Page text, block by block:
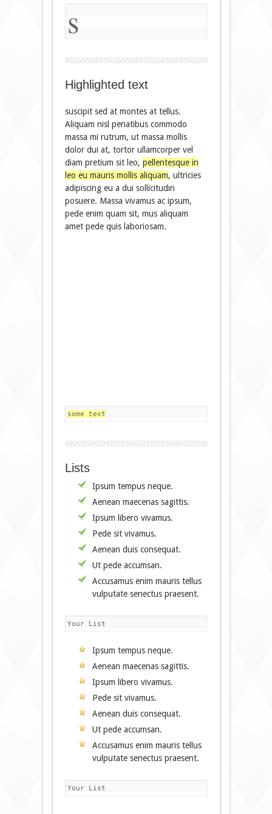
s
Highlighted text
suscipit sed at montes at tellus.
Aliquam nisl penatibus commodo
massa mi rutrum, ut massa mollis
dolor dui at, tortor ullamcorper vel
diam pretium sit leo, pellentesque in
leo eu mauris mollis aliquam, ultricies
adipiscing eu a dui sollicitudin
posuere. Massa vivamus ac ipsum,
pede enim quam sit, mus aliquam
amet pede quis laboriosam.
some text
Lists
Ipsum tempus neque.
Aenean maecenas sagittis.
Ipsum libero vivamus.
Pede sit vivamus.
Aenean duis consequat.
Ut pede accumsan.
Accusamus enim mauris tellus
vulputate senectus praesent.
Your List
Ipsum tempus neque.
Aenean maecenas sagittis.
Ipsum libero vivamus.
Pede sit vivamus.
Aenean duis consequat.
Ut pede accumsan.
Accusamus enim mauris tellus
vulputate senectus praesent.
Your List